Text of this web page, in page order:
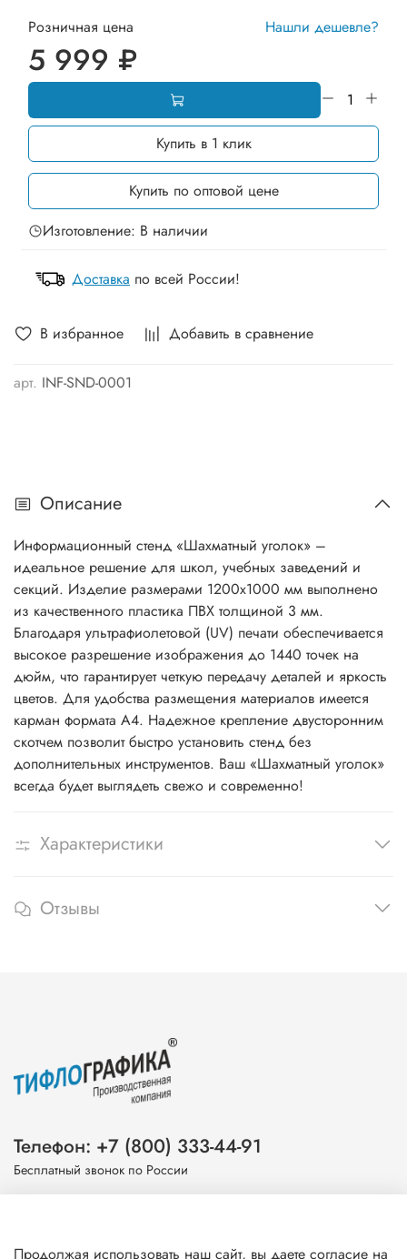
В избранное Добавить в сравнение
арт. INF-SND-0001
Розничная цена Нашли дешевле?
5 999 ₽
Купить в 1 клик
Купить по оптовой цене
Изготовление: В наличии
Доставка по всей России!
Описание
Информационный стенд «Шахматный уголок» –
идеальное решение для школ, учебных заведений и
секций. Изделие размерами 1200x1000 мм выполнено
из качественного пластика ПВХ толщиной 3 мм.
Благодаря ультрафиолетовой (UV) печати обеспечивается
высокое разрешение изображения до 1440 точек на
дюйм, что гарантирует четкую передачу деталей и яркость
цветов. Для удобства размещения материалов имеется
карман формата A4. Надежное крепление двусторонним
скотчем позволит быстро установить стенд без
дополнительных инструментов. Ваш «Шахматный уголок»
всегда будет выглядеть свежо и современно!
Характеристики
Отзывы
Телефон: +7 (800) 333-44-91
Бесплатный звонок по России
Продолжая использовать наш сайт, вы даете согласие на